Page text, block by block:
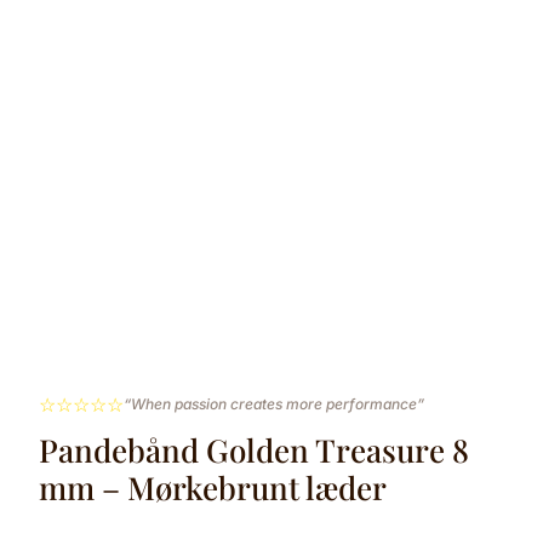
☆☆☆☆☆“When passion creates more performance”
Pandebånd Golden Treasure 8
mm – Mørkebrunt læder